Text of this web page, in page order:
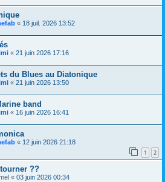
« 18 juil. 2026 13:52
« 21 juin 2026 17:16
du Blues au Diatonique
« 21 juin 2026 13:50
band
« 16 juin 2026 16:41
« 12 juin 2026 21:18
1 2
??
« 03 juin 2026 00:34